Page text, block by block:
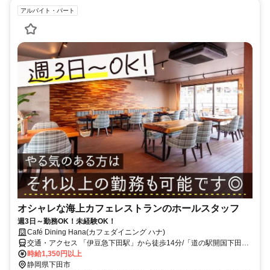
アルバイト・パート
オシャレな海上カフェレストランのホールスタッフ
週3日～勤務OK！未経験OK！
Café Dining Hana(カフェダイニング ハナ)
交通・アクセス 「伊豆急下田駅」から徒歩14分/「道の駅開国下田み
なと前」バス停から徒歩1分
時給1,350円以上
静岡県下田市